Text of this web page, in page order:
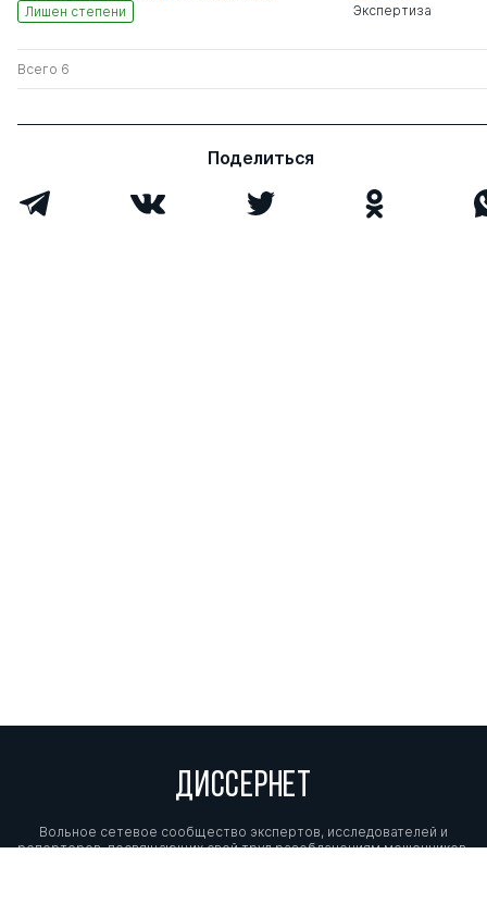
Лишен степени
Экспертиза
Всего 6
Поделиться
ДИССЕРНЕТ
Вольное сетевое сообщество экспертов, исследователей и
репортеров, посвящающих свой труд разоблачениям мошенников,